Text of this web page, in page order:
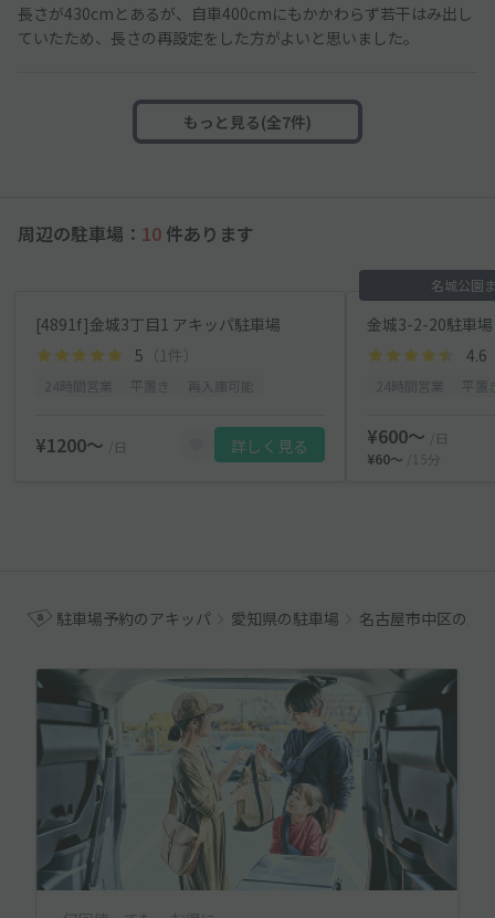
長さが430cmとあるが、自車400cmにもかかわらず若干はみ出し
ていたため、長さの再設定をした方がよいと思いました。
もっと見る(全7件)
周辺の駐車場： 10 件あります
[4891f]金城3丁目1 アキッパ駐車場
5 （1件）
¥1200〜 /日 詳しく見る
名城公園
金城3-2-20駐車場
4.6
¥600〜
/日
¥60〜
/15分
駐車場予約のアキッパ 愛知県の駐車場 名古屋市中区の駐